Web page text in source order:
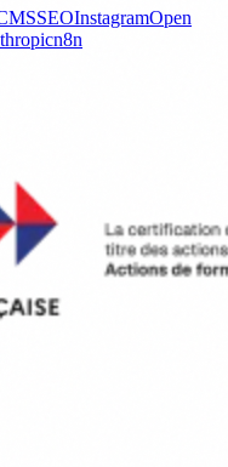
SEOInstagramOpen
n8n